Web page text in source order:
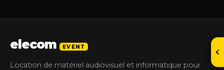
elecom EVENT
Location de matériel audiovisuel et informatique pour